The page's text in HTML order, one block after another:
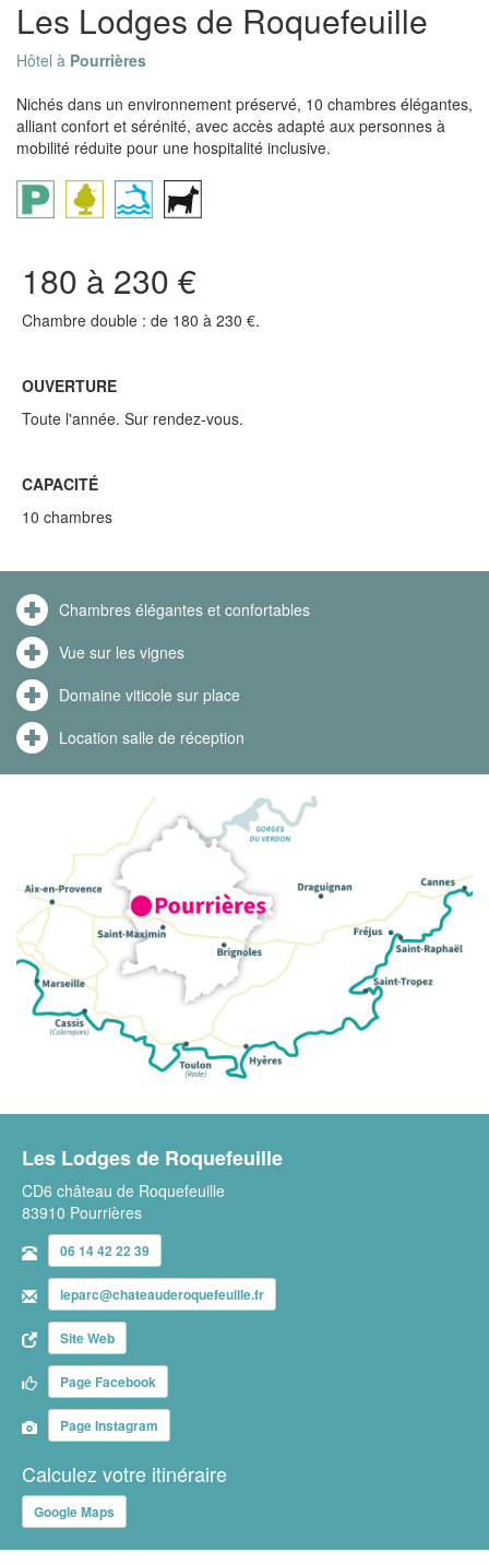
Les Lodges de Roquefeuille
Hôtel à Pourrières
Nichés dans un environnement préservé, 10 chambres élégantes,
alliant confort et sérénité, avec accès adapté aux personnes à
mobilité réduite pour une hospitalité inclusive.
180 à 230 €
Chambre double : de 180 à 230 €.
OUVERTURE
Toute l'année. Sur rendez-vous.
CAPACITÉ
10 chambres
Chambres élégantes et confortables
Vue sur les vignes
Domaine viticole sur place
Location salle de réception
Les Lodges de Roquefeuille
CD6 château de Roquefeuille
83910 Pourrières
06 14 42 22 39
leparc@chateauderoquefeuille.fr
Site Web
Page Facebook
Page Instagram
Calculez votre itinéraire
Google Maps